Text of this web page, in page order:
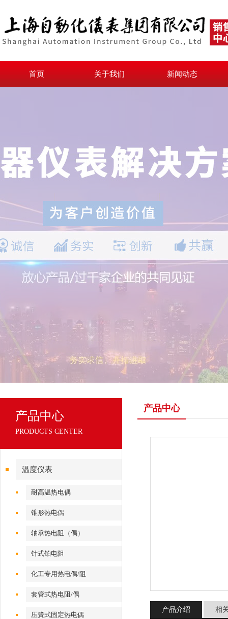
首页 关于我们 新闻动态
产品中心
PRODUCTS CENTER
温度仪表
耐高温热电偶
锥形热电偶
轴承热电阻（偶）
针式铂电阻
化工专用热电偶/阻
套管式热电阻/偶
压簧式固定热电偶
产品中心
产品介绍 相